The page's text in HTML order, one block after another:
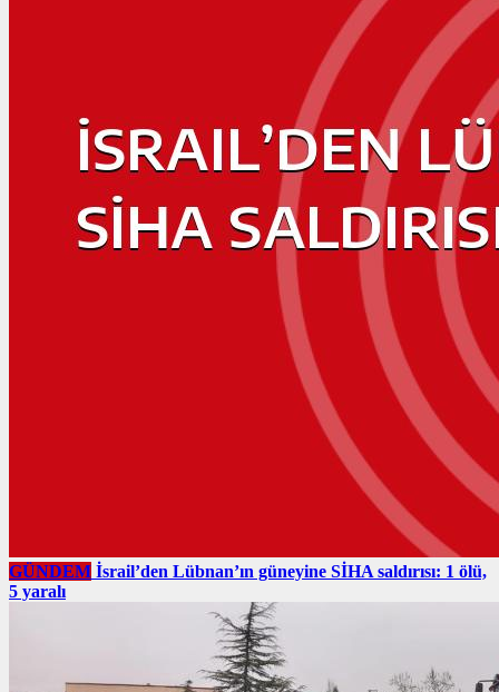
GÜNDEM İsrail’den Lübnan’ın güneyine SİHA saldırısı: 1 ölü,
5 yaralı